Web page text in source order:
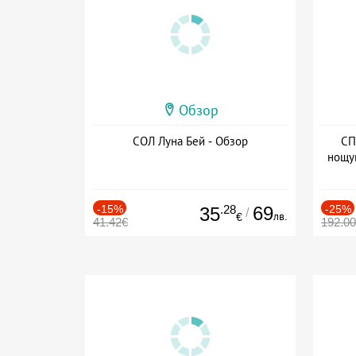
Обзор
СОЛ Луна Бей - Обзор
-15%
41.42€ 35.28
€ / 69лв.
-25%